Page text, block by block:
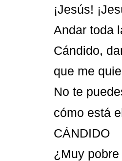
¡Jesús!
Andar toda
Cándido,
que me
No te
cómo está
CÁNDIDO
¿Muy pobre